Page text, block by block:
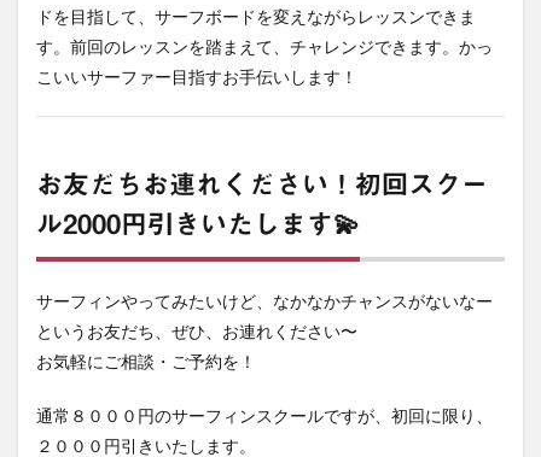
ドを目指して、サーフボードを変えながらレッスンできま
す。前回のレッスンを踏まえて、チャレンジできます。かっ
こいいサーファー目指すお手伝いします！
お友だちお連れください！初回スクー
ル2000円引きいたします💫
サーフィンやってみたいけど、なかなかチャンスがないなー
というお友だち、ぜひ、お連れください〜
お気軽にご相談・ご予約を！
通常８０００円のサーフィンスクールですが、初回に限り、
２０００円引きいたします。